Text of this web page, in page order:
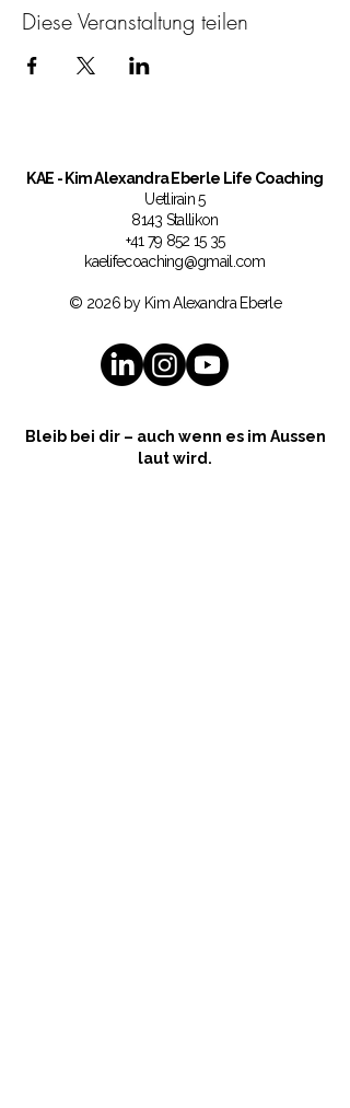
würde, was würdest Du Dir wünschen?
Ich freue mich auf den Austausch mit Dir!
Diese Veranstaltung teilen
KAE - Kim Alexandra Eberle Life Coaching
Uetlirain 5
8143 Stallikon
+41 79 852 15 35
kaelifecoaching@gmail.com
© 2026 by Kim Alexandra Eberle
Bleib bei dir – auch wenn es im Aussen
laut wird.